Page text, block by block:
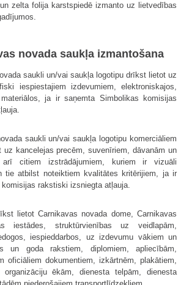
zelta folija karstspiedē izmanto uz lietvedības
novada saukļa izmantošana
saukli un/vai saukļa logotipu drīkst lietot uz
iespiestajiem izdevumiem, elektroniskajos,
ja ir saņemta Simbolikas komisijas
saukli un/vai saukļa logotipu komerciāliem
uz kancelejas precēm, suvenīriem, dāvanām un
arī citiem izstrādājumiem, kuriem ir vizuāli
tie atbilst noteiktiem kvalitātes kritērijiem, ja ir
rakstiski izsniegta atļauja.
lietot Carnikavas novada dome, Carnikavas
iestādes, struktūrvienības uz veidlapām,
iespieddarbos, uz izdevumu vākiem un
un goda rakstiem, diplomiem, apliecībām,
oficiāliem dokumentiem, izkārtnēm, plakātiem,
ēkām, dienesta telpām, dienesta